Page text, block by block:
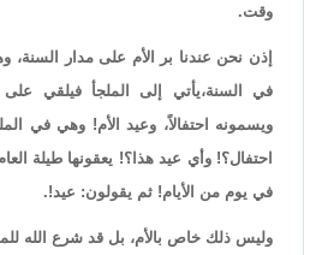
وقت.
إذن نحن عندنا بر الأم على مدار السنة،
في السنة،يأتي إلى الملجأ فيلقي
ويسمونه احتفالاً، وعيد الأم! وهي في
احتفال؟! وأي عيد هذا؟! يعقونها طيلة
في يوم من الأيام! ثم يقولون: عيد!.
وليس ذلك خاص بالأم، بل قد شرع الله